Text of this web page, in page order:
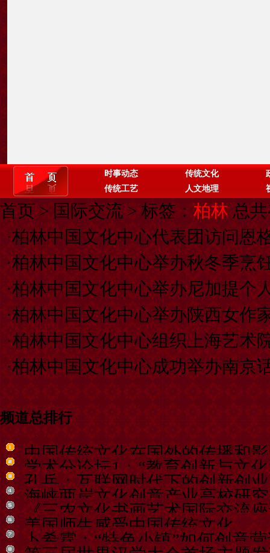
时事动态 传统文化
传统工艺
人文地理
首页 >国际交流 > 标签： 柏林 总
·柏林中国文化中心代表团访问恩
·柏林中国文化中心举办秋冬季烹
·柏林中国文化中心举办尼加提个
·柏林中国文化中心举办陕西女作
·柏林中国文化中心组织上海艺术
·柏林中国文化中心成功举办南京
频道总排行
中国传统文化在国外的传播和
学术分论坛1：“教育创新与文
孔岳：互联网时代下的创新创业
海峡两岸文化创意产业高校研
《三农文化书画艺术国际交流
美国师生感受中国传统文化
卜希霆：“特色小镇”如何创意